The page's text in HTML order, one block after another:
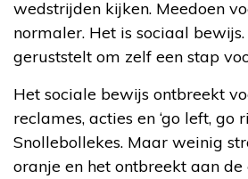
wedstrijden kijken. Meedoen
normaler. Het is sociaal bewijs.
geruststelt om zelf een stap
Het sociale bewijs ontbreekt
reclames, acties en ‘go left, go
Snollebollekes. Maar weinig
oranje en het ontbreekt aan de